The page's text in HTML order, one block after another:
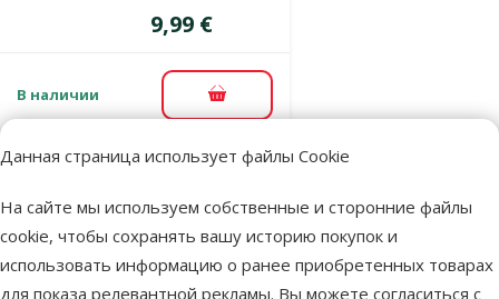
Данная страница использует файлы Cookie
На сайте мы используем собственные и сторонние файлы
cookie, чтобы сохранять вашу историю покупок и
использовать информацию о ранее приобретенных товарах
для показа релевантной рекламы. Вы можете согласиться с
Цена
9,99 €
В наличии В корзину
Сифон для
чистки грунта
– Marina,